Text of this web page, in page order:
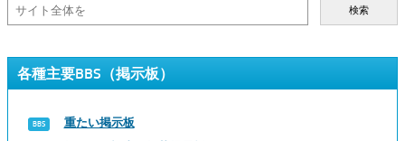
検索
各種主要BBS（掲示板）
重たい掲示板